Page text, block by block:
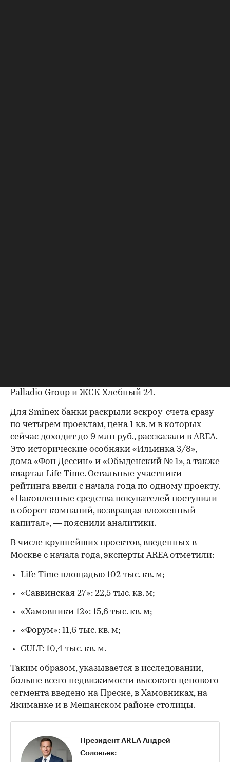
Palladio Group и ЖСК Хлебный 24.
Для Sminex банки раскрыли эскроу-счета сразу
по четырем проектам, цена 1 кв. м в которых
сейчас доходит до 9 млн руб., рассказали в AREA.
Это исторические особняки «Ильинка 3/8»,
дома «Фон Дессин» и «Обыденский № 1», а также
квартал Life Time. Остальные участники
рейтинга ввели с начала года по одному проекту.
«Накопленные средства покупателей поступили
в оборот компаний, возвращая вложенный
капитал», — пояснили аналитики.
В числе крупнейших проектов, введенных в
Москве с начала года, эксперты AREA отметили:
Life Time площадью 102 тыс. кв. м;
«Саввинская 27»: 22,5 тыс. кв. м;
«Хамовники 12»: 15,6 тыс. кв. м;
«Форум»: 11,6 тыс. кв. м;
CULT: 10,4 тыс. кв. м.
Таким образом, указывается в исследовании,
больше всего недвижимости высокого ценового
сегмента введено на Пресне, в Хамовниках, на
Якиманке и в Мещанском районе столицы.
Президент AREA Андрей
Соловьев: